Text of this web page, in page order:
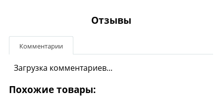
Отзывы
Комментарии
Загрузка комментариев...
Похожие товары: